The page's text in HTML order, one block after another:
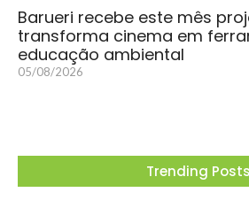
Barueri recebe este mês
transforma cinema em
educação ambiental
05/08/2026
Trending Posts